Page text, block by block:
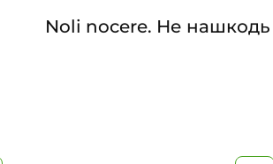
Noli nocere. Не нашкодь